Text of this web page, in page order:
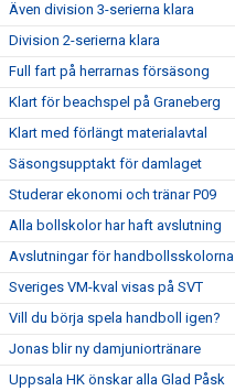
Även division 3-serierna klara
Division 2-serierna klara
Full fart på herrarnas försäsong
Klart för beachspel på Graneberg
Klart med förlängt materialavtal
Säsongsupptakt för damlaget
Studerar ekonomi och tränar P09
Alla bollskolor har haft avslutning
Avslutningar för handbollsskolorna
Sveriges VM-kval visas på SVT
Vill du börja spela handboll igen?
Jonas blir ny damjuniortränare
Uppsala HK önskar alla Glad Påsk